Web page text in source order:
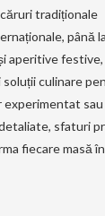
tradiționale
până la
aperitive festive,
soluții culinare
experimentat sau
sfaturi
fiecare masă